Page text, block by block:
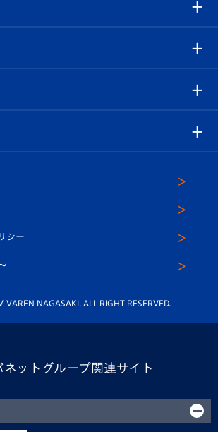
ール
動
長崎おもてなしガイド
ー
メ
ァンクラブ）
イート
ップ
らせ
ンスタグラム
シー
NAGASAKI. ALL RIGHT RESERVED.
ネットグループ関連サイト